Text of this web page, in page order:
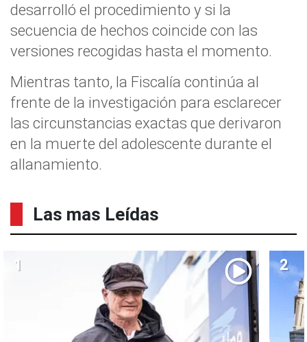
desarrolló el procedimiento y si la
secuencia de hechos coincide con las
versiones recogidas hasta el momento.
Mientras tanto, la Fiscalía continúa al
frente de la investigación para esclarecer
las circunstancias exactas que derivaron
en la muerte del adolescente durante el
allanamiento.
Las mas Leídas